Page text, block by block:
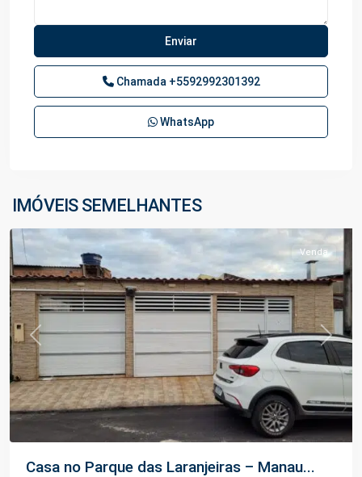
Chamada +5592992301392
WhatsApp
IMÓVEIS SEMELHANTES
Laranjeiras
Manaus
Previous Next
Venda
Casa no Parque das Laranjeiras – Manau...